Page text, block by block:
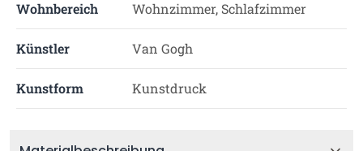
Wohnbereich Wohnzimmer, Schlafzimmer
Künstler Van Gogh
Kunstform Kunstdruck